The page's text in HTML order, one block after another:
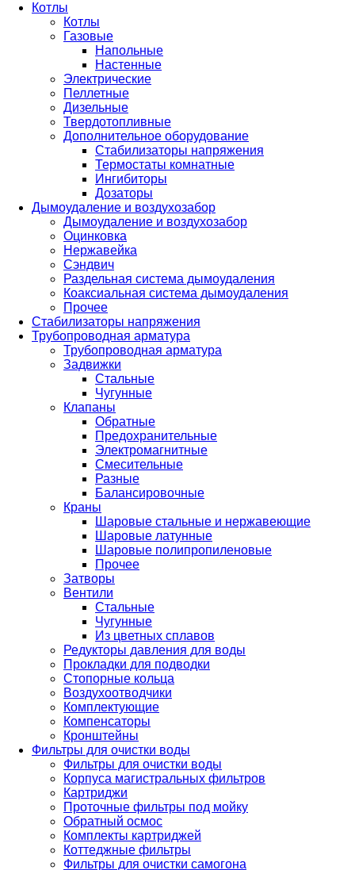
Котлы
Котлы
Газовые
Напольные
Настенные
Электрические
Пеллетные
Дизельные
Твердотопливные
Дополнительное оборудование
Стабилизаторы напряжения
Термостаты комнатные
Ингибиторы
Дозаторы
Дымоудаление и воздухозабор
Дымоудаление и воздухозабор
Оцинковка
Нержавейка
Сэндвич
Раздельная система дымоудаления
Коаксиальная система дымоудаления
Прочее
Стабилизаторы напряжения
Трубопроводная арматура
Трубопроводная арматура
Задвижки
Стальные
Чугунные
Клапаны
Обратные
Предохранительные
Электромагнитные
Смесительные
Разные
Балансировочные
Краны
Шаровые стальные и нержавеющие
Шаровые латунные
Шаровые полипропиленовые
Прочее
Затворы
Вентили
Стальные
Чугунные
Из цветных сплавов
Редукторы давления для воды
Прокладки для подводки
Стопорные кольца
Воздухоотводчики
Комплектующие
Компенсаторы
Кронштейны
Фильтры для очистки воды
Фильтры для очистки воды
Корпуса магистральных фильтров
Картриджи
Проточные фильтры под мойку
Обратный осмос
Комплекты картриджей
Коттеджные фильтры
Фильтры для очистки самогона